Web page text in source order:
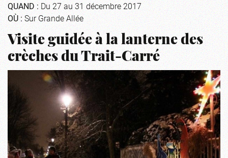
QUAND :Du 27 au 31 décembre 2017
OÙ :Sur Grande Allée
Visite guidée à la lanterne des
crèches du Trait-Carré